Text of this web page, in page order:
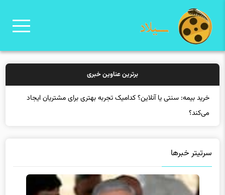
برترین عناوین خبری
خرید ب